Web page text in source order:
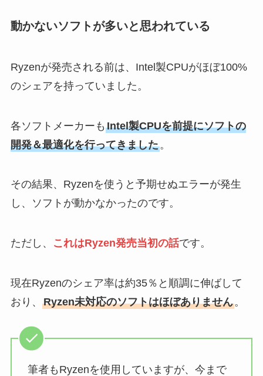
動かないソフトが多いと思われている
Ryzenが発売される前は、Intel製CPUがほぼ100%
のシェアを持っていました。
各ソフトメーカーも Intel製CPUを前提にソフトの
開発＆最適化を行ってきました。
その結果、Ryzenを使うと予期せぬエラーが発生
し、ソフトが動かなかったのです。
ただし、 これはRyzen発売当初の話です。
現在Ryzenのシェア率は約35％と順調に伸ばして
おり、 Ryzen未対応のソフトはほぼありません。
筆者もRyzenを使用していますが、今まで